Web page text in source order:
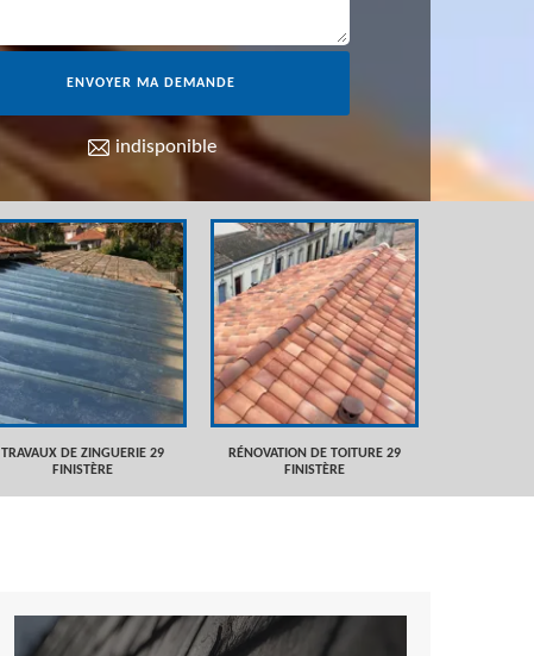
indisponible
TRAVAUX DE ZINGUERIE 29
FINISTÈRE
RÉNOVATION DE TOITURE 29
FINISTÈRE